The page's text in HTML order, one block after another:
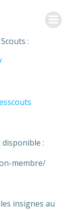
:
:
membre/
insignes au